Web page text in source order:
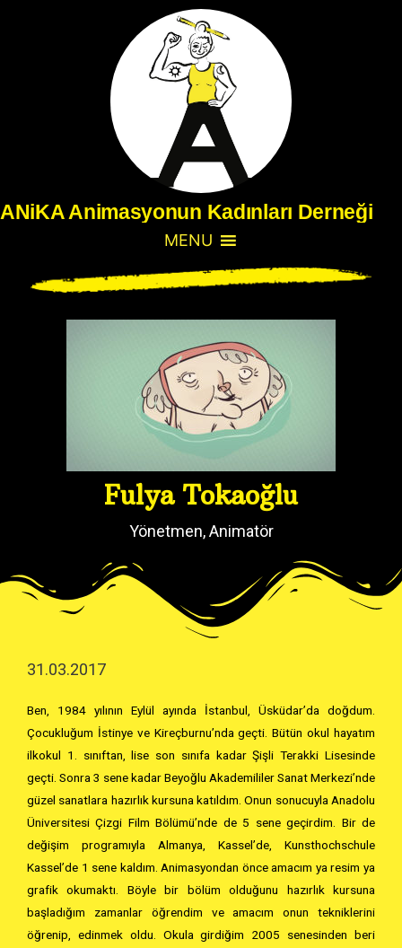
ANiKA Animasyonun Kadınları Derneği
MENU
Fulya Tokaoğlu
Yönetmen, Animatör
31.03.2017
Ben, 1984 yılının Eylül ayında İstanbul, Üsküdar’da doğdum.
Çocukluğum İstinye ve Kireçburnu’nda geçti. Bütün okul hayatım
ilkokul 1. sınıftan, lise son sınıfa kadar Şişli Terakki Lisesinde
geçti. Sonra 3 sene kadar Beyoğlu Akademililer Sanat Merkezi’nde
güzel sanatlara hazırlık kursuna katıldım. Onun sonucuyla Anadolu
Üniversitesi Çizgi Film Bölümü’nde de 5 sene geçirdim. Bir de
değişim programıyla Almanya, Kassel’de, Kunsthochschule
Kassel’de 1 sene kaldım. Animasyondan önce amacım ya resim ya
grafik okumaktı. Böyle bir bölüm olduğunu hazırlık kursuna
başladığım zamanlar öğrendim ve amacım onun tekniklerini
öğrenip, edinmek oldu. Okula girdiğim 2005 senesinden beri